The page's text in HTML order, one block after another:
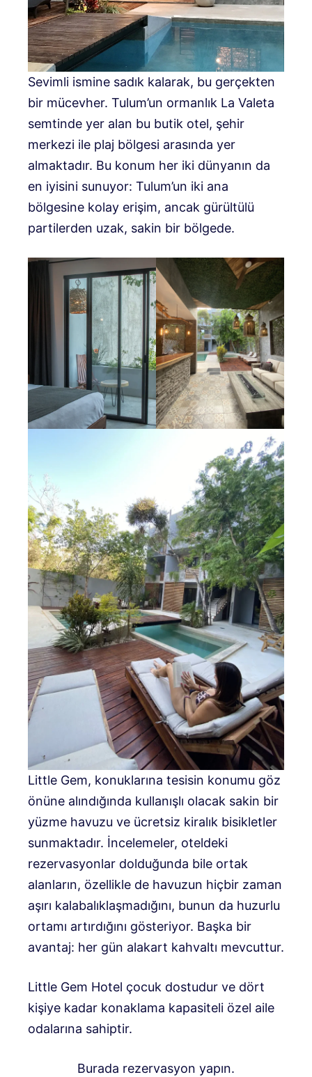
Sevimli ismine sadık kalarak, bu gerçekten
bir mücevher. Tulum’un ormanlık La Valeta
semtinde yer alan bu butik otel, şehir
merkezi ile plaj bölgesi arasında yer
almaktadır. Bu konum her iki dünyanın da
en iyisini sunuyor: Tulum’un iki ana
bölgesine kolay erişim, ancak gürültülü
partilerden uzak, sakin bir bölgede.
Little Gem, konuklarına tesisin konumu göz
önüne alındığında kullanışlı olacak sakin bir
yüzme havuzu ve ücretsiz kiralık bisikletler
sunmaktadır. İncelemeler, oteldeki
rezervasyonlar dolduğunda bile ortak
alanların, özellikle de havuzun hiçbir zaman
aşırı kalabalıklaşmadığını, bunun da huzurlu
ortamı artırdığını gösteriyor. Başka bir
avantaj: her gün alakart kahvaltı mevcuttur.
Little Gem Hotel çocuk dostudur ve dört
kişiye kadar konaklama kapasiteli özel aile
odalarına sahiptir.
Burada rezervasyon yapın.